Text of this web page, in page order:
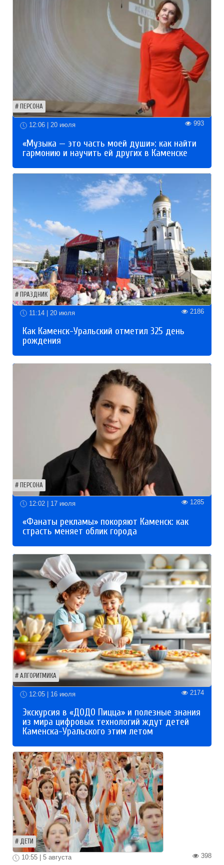
ПЕРСОНА
12:06 | 20 июля 993
«Музыка — это часть моей души»: как найти
гармонию и научить ей других в Каменске
ПРАЗДНИК
11:14 | 20 июля 2186
Как Каменск-Уральский отметил 325 день
рождения
ПЕРСОНА
12:02 | 17 июля 1285
«Фанаты рекламы» покоряют Каменск: как
страсть меняет облик города
АЛГОРИТМИКА
12:05 | 16 июля 2174
Экскурсия в «ДОДО Пицца» и полезные знания
из мира цифровых технологий ждут детей
Каменска-Уральского этим летом
ДЕТИ
398
10:55 | 5 августа